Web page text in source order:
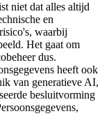
niet dat alles altijd
en
waarbij
Het gaat om
dus.
heeft ook
van generatieve AI,
besluitvorming